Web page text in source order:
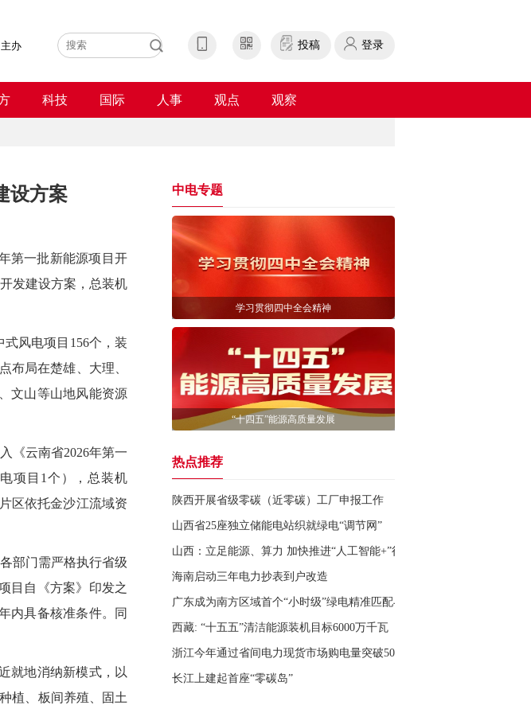
办 投稿 登录
科技 国际 人事 观点 观察
设方案
第一批新能源项目开
发建设方案，总装机
风电项目156个，装
布局在楚雄、大理、
文山等山地风能资源
《云南省2026年第一
项目1个），总装机
区依托金沙江流域资
部门需严格执行省级
目自《方案》印发之
内具备核准条件。同
就地消纳新模式，以
植、板间养殖、固土
中电专题
学习贯彻四中全会精神
“十四五”能源高质量发展
热点推荐
陕西开展省级零碳（近零碳）工厂申报工作
山西省25座独立储能电站织就绿电“调节网”
山西：立足能源、算力 加快推进“人工智能+”行动
海南启动三年电力抄表到户改造
广东成为南方区域首个“小时级”绿电精准匹配与溯源省份
西藏: “十五五”清洁能源装机目标6000万千瓦
浙江今年通过省间电力现货市场购电量突破50亿千瓦时
长江上建起首座“零碳岛”